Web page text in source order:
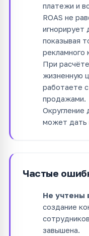
платежи и
ROAS не
игнорирует
показывая
рекламного
При
жизненную
работаете
продажами.
Округление
может дать
Частые
Не учтены
создание
завышена.